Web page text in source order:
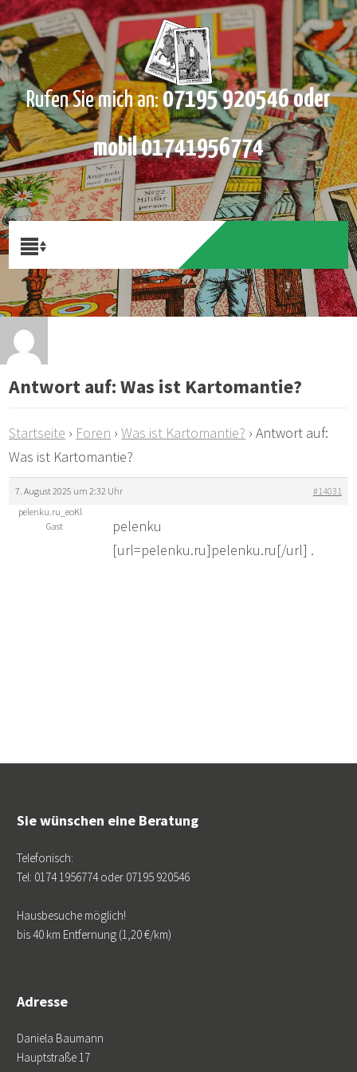
Rufen Sie mich an:07195 920546 oder
mobil 01741956774
Antwort auf: Was ist Kartomantie?
Startseite › Foren › Was ist Kartomantie? › Antwort auf:
Was ist Kartomantie?
7. August 2025 um 2:32 Uhr
#14031
pelenku.ru_eoKl
Gast
pelenku
[url=pelenku.ru]pelenku.ru[/url] .
Sie wünschen eine Beratung
Telefonisch:
Tel: 0174 1956774 oder 07195 920546
Hausbesuche möglich!
bis 40 km Entfernung (1,20 €/km)
Adresse
Daniela Baumann
Hauptstraße 17